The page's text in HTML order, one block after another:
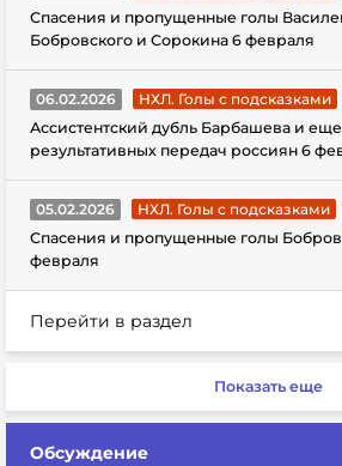
Спасения и пропущенные голы
Бобровского и Сорокина 6 февраля
06.02.2026
НХЛ. Голы с подсказками
Ассистентский дубль Барбашева и еще
результативных передач россиян 6
05.02.2026
НХЛ. Голы с подсказками
Спасения и пропущенные голы
февраля
Перейти в раздел
Показать еще
Обсуждение